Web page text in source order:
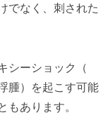
でなく、刺された
シーショック（
腫）を起こす可能
あります。